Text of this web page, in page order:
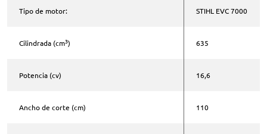
Correo electrónico *
Tipo de motor: STIHL EVC 7000
Cilindrada (cm3) 635
Potencia (cv) 16,6
Ancho de corte (cm) 110